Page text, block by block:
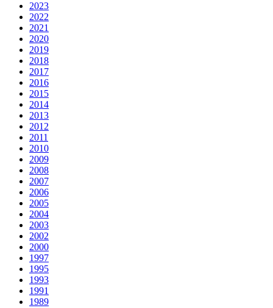
2023
2022
2021
2020
2019
2018
2017
2016
2015
2014
2013
2012
2011
2010
2009
2008
2007
2006
2005
2004
2003
2002
2000
1997
1995
1993
1991
1989